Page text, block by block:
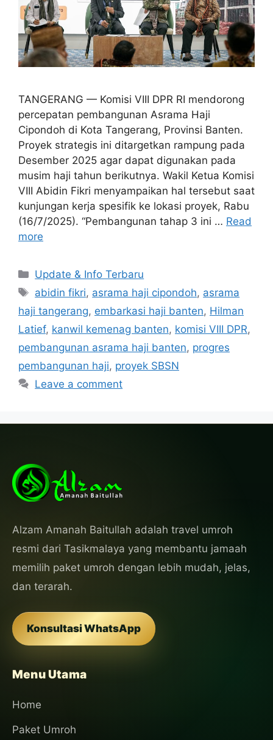
TANGERANG — Komisi VIII DPR RI mendorong
percepatan pembangunan Asrama Haji
Cipondoh di Kota Tangerang, Provinsi Banten.
Proyek strategis ini ditargetkan rampung pada
Desember 2025 agar dapat digunakan pada
musim haji tahun berikutnya. Wakil Ketua Komisi
VIII Abidin Fikri menyampaikan hal tersebut saat
kunjungan kerja spesifik ke lokasi proyek, Rabu
(16/7/2025). “Pembangunan tahap 3 ini … Read
more
Categories
Update & Info Terbaru
Tags
abidin fikri, asrama haji cipondoh, asrama
haji tangerang, embarkasi haji banten, Hilman
Latief, kanwil kemenag banten, komisi VIII DPR,
pembangunan asrama haji banten, progres
pembangunan haji, proyek SBSN
Leave a comment
Alzam Amanah Baitullah adalah travel umroh
resmi dari Tasikmalaya yang membantu jamaah
memilih paket umroh dengan lebih mudah, jelas,
dan terarah.
Konsultasi WhatsApp
Menu Utama
Home
Paket Umroh